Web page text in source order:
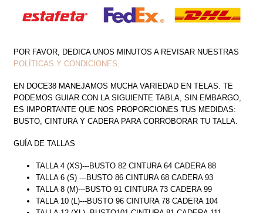
POR FAVOR, DEDICA UNOS MINUTOS A REVISAR NUESTRAS
POLÍTICAS Y CONDICIONES.
EN DOCE38 MANEJAMOS MUCHA VARIEDAD EN TELAS. TE
PODEMOS GUIAR CON LA SIGUIENTE TABLA, SIN EMBARGO,
ES IMPORTANTE QUE NOS PROPORCIONES TUS MEDIDAS:
BUSTO, CINTURA Y CADERA PARA CORROBORAR TU TALLA.
GUÍA DE TALLAS
TALLA 4 (XS)---BUSTO 82 CINTURA 64 CADERA 88
TALLA 6 (S) ---BUSTO 86 CINTURA 68 CADERA 93
TALLA 8 (M)---BUSTO 91 CINTURA 73 CADERA 99
TALLA 10 (L)---BUSTO 96 CINTURA 78 CADERA 104